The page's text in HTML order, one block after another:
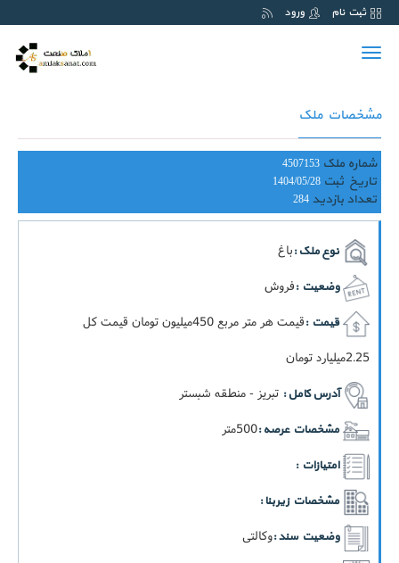
ثبت نام ورود
Toggle
مشخصات ملک
شماره ملک 4507153
تاریخ ثبت 1404/05/28
تعداد بازدید 284
نوع ملک :باغ
وضعیت :فروش
قیمت :
قيمت هر متر مربع 450ميليون تومان قيمت کل
2.25ميليارد تومان
آدرس کامل : تبریز - منطقه شبستر
مشخصات عرصه :500متر
امتیازات :
مشخصات زیربنا :
وضعیت سند :وکالتی